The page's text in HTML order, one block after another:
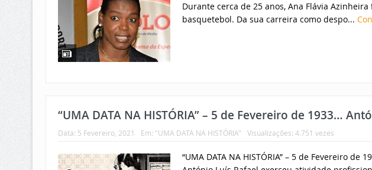
Durante cerca de 25 anos, Ana Flávia
basquetebol. Da sua carreira como despo...
“UMA DATA NA HISTÓRIA” – 5 de Fevereiro de 1933…
Data: 5 Fevereiro, 2021 Em: "UMA DATA NA HISTÓRIA" Visualizações: 4.751 vezes
“UMA DATA NA HISTÓRIA” – 5 de Fevereiro de